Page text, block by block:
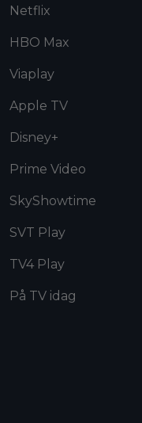
Netflix
HBO Max
Viaplay
Apple TV
Disney+
Prime Video
SkyShowtime
SVT Play
TV4 Play
På TV idag